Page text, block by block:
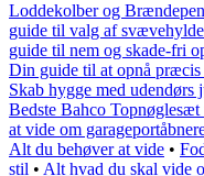
Loddekolber og
guide til valg af
guide til nem og skade-fri
Din guide til at opnå
Skab hygge med udendørs
Bedste Bahco Topnøglesæt
at vide om
Alt du behøver at vide •
stil • Alt hvad du skal vide